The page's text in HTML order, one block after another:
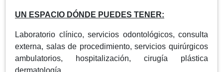
UN ESPACIO DÓNDE PUEDES TENER:
Laboratorio clínico, servicios odontológicos, consulta
externa, salas de procedimiento, servicios quirúrgicos
ambulatorios, hospitalización, cirugía plástica
dermatología